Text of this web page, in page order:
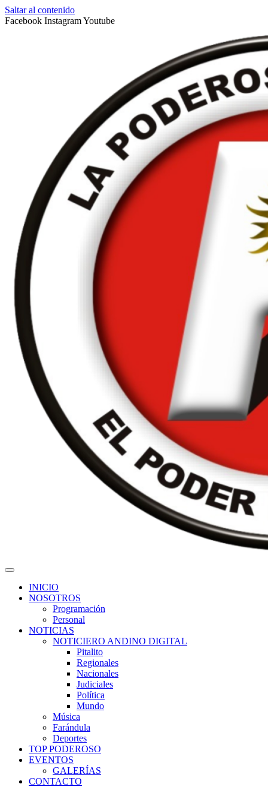
Saltar al contenido
Facebook InstagramYoutube
INICIO
NOSOTROS
Programación
Personal
NOTICIAS
NOTICIERO ANDINO DIGITAL
Pitalito
Regionales
Nacionales
Judiciales
Política
Mundo
Música
Farándula
Deportes
TOP PODEROSO
EVENTOS
GALERÍAS
CONTACTO